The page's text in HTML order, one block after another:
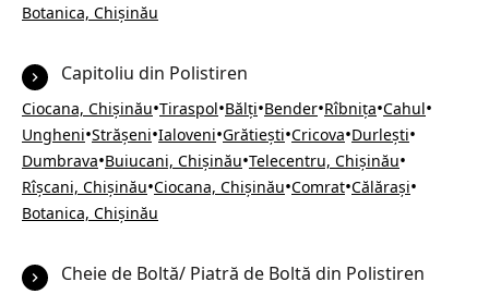
Botanica, Chișinău
Capitoliu din Polistiren
Ciocana, Chișinău•Tiraspol•Bălți•Bender•Rîbnița•Cahul•
Ungheni•Strășeni•Ialoveni•Grătiești•Cricova•Durlești•
Dumbrava•Buiucani, Chișinău•Telecentru, Chișinău•
Rîșcani, Chișinău•Ciocana, Chișinău•Comrat•Călărași•
Botanica, Chișinău
Cheie de Boltă/ Piatră de Boltă din Polistiren